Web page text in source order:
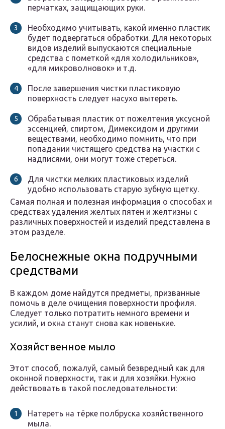
перчатках, защищающих руки.
Необходимо учитывать, какой именно пластик
будет подвергаться обработки. Для некоторых
видов изделий выпускаются специальные
средства с пометкой «для холодильников»,
«для микроволновок» и т.д.
После завершения чистки пластиковую
поверхность следует насухо вытереть.
Обрабатывая пластик от пожелтения уксусной
эссенцией, спиртом, Димексидом и другими
веществами, необходимо помнить, что при
попадании чистящего средства на участки с
надписями, они могут тоже стереться.
Для чистки мелких пластиковых изделий
удобно использовать старую зубную щетку.
Самая полная и полезная информация о способах и
средствах удаления желтых пятен и желтизны с
различных поверхностей и изделий представлена в
этом разделе.
Белоснежные окна подручными
средствами
В каждом доме найдутся предметы, призванные
помочь в деле очищения поверхности профиля.
Следует только потратить немного времени и
усилий, и окна станут снова как новенькие.
Хозяйственное мыло
Этот способ, пожалуй, самый безвредный как для
оконной поверхности, так и для хозяйки. Нужно
действовать в такой последовательности:
Натереть на тёрке полбруска хозяйственного
мыла.